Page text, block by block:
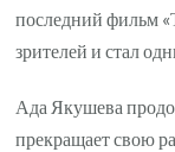
последний фильм
зрителей и стал
Ада Якушева
прекращает свою